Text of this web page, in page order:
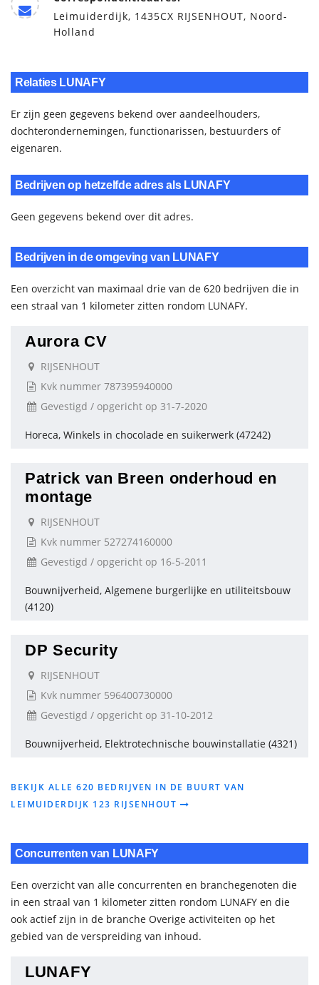
Leimuiderdijk, 1435CX RIJSENHOUT, Noord-
Holland
Relaties LUNAFY
Er zijn geen gegevens bekend over aandeelhouders,
dochterondernemingen, functionarissen, bestuurders of
eigenaren.
Bedrijven op hetzelfde adres als LUNAFY
Geen gegevens bekend over dit adres.
Bedrijven in de omgeving van LUNAFY
Een overzicht van maximaal drie van de 620 bedrijven die in
een straal van 1 kilometer zitten rondom LUNAFY.
Aurora CV
RIJSENHOUT
Kvk nummer 787395940000
Gevestigd / opgericht op 31-7-2020
Horeca, Winkels in chocolade en suikerwerk (47242)
Patrick van Breen onderhoud en
montage
RIJSENHOUT
Kvk nummer 527274160000
Gevestigd / opgericht op 16-5-2011
Bouwnijverheid, Algemene burgerlijke en utiliteitsbouw
(4120)
DP Security
RIJSENHOUT
Kvk nummer 596400730000
Gevestigd / opgericht op 31-10-2012
Bouwnijverheid, Elektrotechnische bouwinstallatie (4321)
BEKIJK ALLE 620 BEDRIJVEN IN DE BUURT VAN
LEIMUIDERDIJK 123 RIJSENHOUT
Concurrenten van LUNAFY
Een overzicht van alle concurrenten en branchegenoten die
in een straal van 1 kilometer zitten rondom LUNAFY en die
ook actief zijn in de branche Overige activiteiten op het
gebied van de verspreiding van inhoud.
LUNAFY